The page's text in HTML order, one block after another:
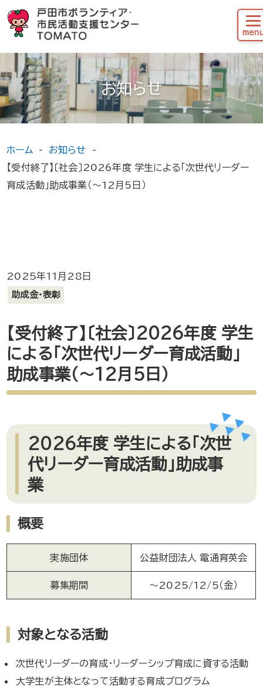
お知らせ
ホーム
お知らせ
【受付終了】〔社会〕2026年度 学生による「次世代リーダー
育成活動」助成事業（～12月5日）
2025年11月28日
助成金・表彰
【受付終了】〔社会〕2026年度 学生
による「次世代リーダー育成活動」
助成事業（～12月5日）
2026年度 学生による「次世
代リーダー育成活動」助成事
業
概要
実施団体 公益財団法人 電通育英会
募集期間 ～2025/12/5（金）
対象となる活動
次世代リーダーの育成・リーダーシップ育成に資する活動
大学生が主体となって活動する育成プログラム